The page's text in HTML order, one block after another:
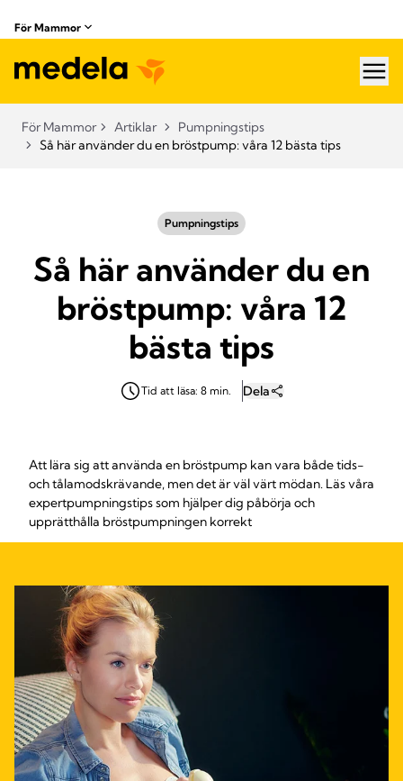
För Mammor
För Mammor Artiklar
Pumpningstips
Så här använder du en bröstpump: våra 12 bästa tips
Pumpningstips
Så här använder du en
bröstpump: våra 12
bästa tips
Tid att läsa: 8 min. Dela
Att lära sig att använda en bröstpump kan vara både tids-
och tålamodskrävande, men det är väl värt mödan. Läs våra
expertpumpningstips som hjälper dig påbörja och
upprätthålla bröstpumpningen korrekt